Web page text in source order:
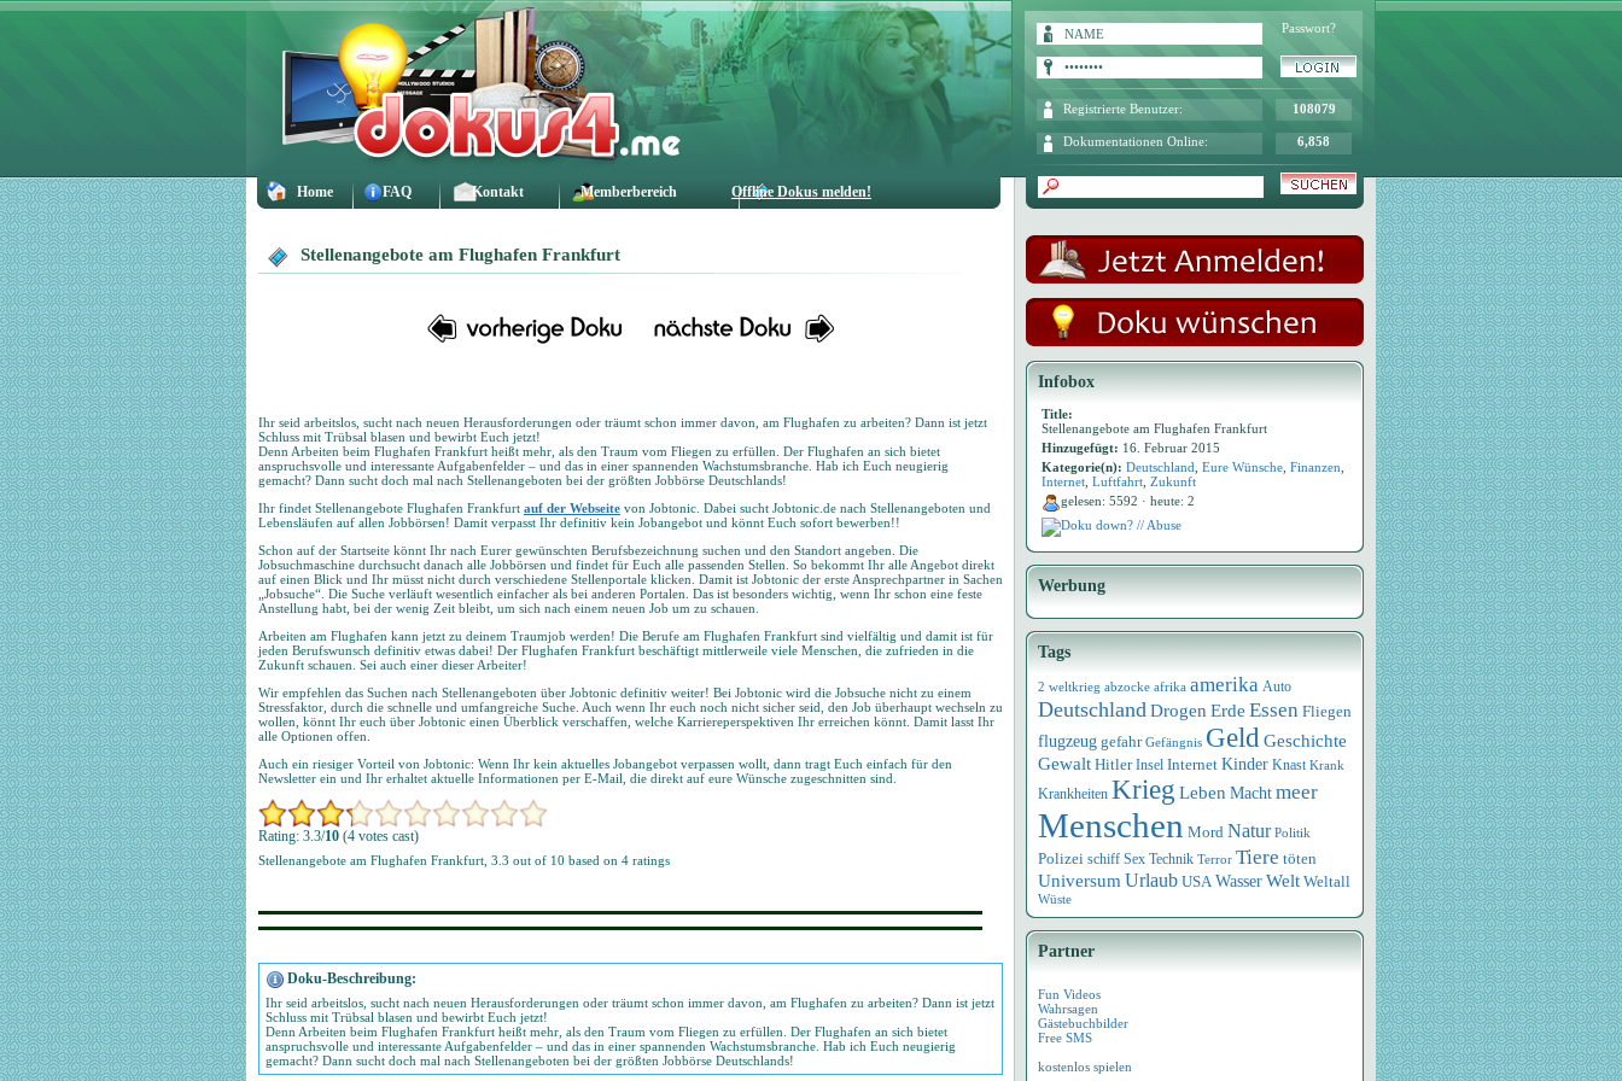
Home FAQ Kontakt Memberbereich Offline Dokus melden!
Passwort?
Registrierte Benutzer: 108079
Dokumentationen Online: 6,858
Stellenangebote am Flughafen Frankfurt
Ihr seid arbeitslos, sucht nach neuen Herausforderungen oder träumt schon immer davon, am Flughafen zu arbeiten? Dann ist jetzt
Schluss mit Trübsal blasen und bewirbt Euch jetzt!
Denn Arbeiten beim Flughafen Frankfurt heißt mehr, als den Traum vom Fliegen zu erfüllen. Der Flughafen an sich bietet
anspruchsvolle und interessante Aufgabenfelder – und das in einer spannenden Wachstumsbranche. Hab ich Euch neugierig
gemacht? Dann sucht doch mal nach Stellenangeboten bei der größten Jobbörse Deutschlands!
Ihr findet Stellenangebote Flughafen Frankfurt auf der Webseite von Jobtonic. Dabei sucht Jobtonic.de nach Stellenangeboten und
Lebensläufen auf allen Jobbörsen! Damit verpasst Ihr definitiv kein Jobangebot und könnt Euch sofort bewerben!!
Schon auf der Startseite könnt Ihr nach Eurer gewünschten Berufsbezeichnung suchen und den Standort angeben. Die
Jobsuchmaschine durchsucht danach alle Jobbörsen und findet für Euch alle passenden Stellen. So bekommt Ihr alle Angebot direkt
auf einen Blick und Ihr müsst nicht durch verschiedene Stellenportale klicken. Damit ist Jobtonic der erste Ansprechpartner in Sachen
„Jobsuche“. Die Suche verläuft wesentlich einfacher als bei anderen Portalen. Das ist besonders wichtig, wenn Ihr schon eine feste
Anstellung habt, bei der wenig Zeit bleibt, um sich nach einem neuen Job um zu schauen.
Arbeiten am Flughafen kann jetzt zu deinem Traumjob werden! Die Berufe am Flughafen Frankfurt sind vielfältig und damit ist für
jeden Berufswunsch definitiv etwas dabei! Der Flughafen Frankfurt beschäftigt mittlerweile viele Menschen, die zufrieden in die
Zukunft schauen. Sei auch einer dieser Arbeiter!
Wir empfehlen das Suchen nach Stellenangeboten über Jobtonic definitiv weiter! Bei Jobtonic wird die Jobsuche nicht zu einem
Stressfaktor, durch die schnelle und umfangreiche Suche. Auch wenn Ihr euch noch nicht sicher seid, den Job überhaupt wechseln zu
wollen, könnt Ihr euch über Jobtonic einen Überblick verschaffen, welche Karriereperspektiven Ihr erreichen könnt. Damit lasst Ihr
alle Optionen offen.
Auch ein riesiger Vorteil von Jobtonic: Wenn Ihr kein aktuelles Jobangebot verpassen wollt, dann tragt Euch einfach für den
Newsletter ein und Ihr erhaltet aktuelle Informationen per E-Mail, die direkt auf eure Wünsche zugeschnitten sind.
Rating: 3.3/10 (4 votes cast)
Stellenangebote am Flughafen Frankfurt 3.3 out of 10 based on 4 ratings
Doku-Beschreibung:
Ihr seid arbeitslos, sucht nach neuen Herausforderungen oder träumt schon immer davon, am Flughafen zu arbeiten? Dann ist jetzt
Schluss mit Trübsal blasen und bewirbt Euch jetzt!
Denn Arbeiten beim Flughafen Frankfurt heißt mehr, als den Traum vom Fliegen zu erfüllen. Der Flughafen an sich bietet
anspruchsvolle und interessante Aufgabenfelder – und das in einer spannenden Wachstumsbranche. Hab ich Euch neugierig
gemacht? Dann sucht doch mal nach Stellenangeboten bei der größten Jobbörse Deutschlands!
Infobox
Title:
Stellenangebote am Flughafen Frankfurt
Hinzugefügt: 16. Februar 2015
Kategorie(n): Deutschland Eure Wünsche Finanzen
Internet Luftfahrt Zukunft
gelesen: 5592 · heute: 2
Doku down? // Abuse
Werbung
Tags
2 weltkrieg abzocke afrika amerika Auto
DeutschlandDrogen Erde Essen Fliegen
flugzeug gefahr Gefängnis GeldGeschichte
Gewalt Hitler Insel Internet Kinder Knast Krank
Krankheiten Krieg Leben Macht meer
Menschen Mord Natur Politik
Polizei schiff Sex Technik Terror Tiere töten
Universum Urlaub USA WasserWelt Weltall
Wüste
Partner
Fun Videos
Wahrsagen
Gästebuchbilder
Free SMS
kostenlos spielen